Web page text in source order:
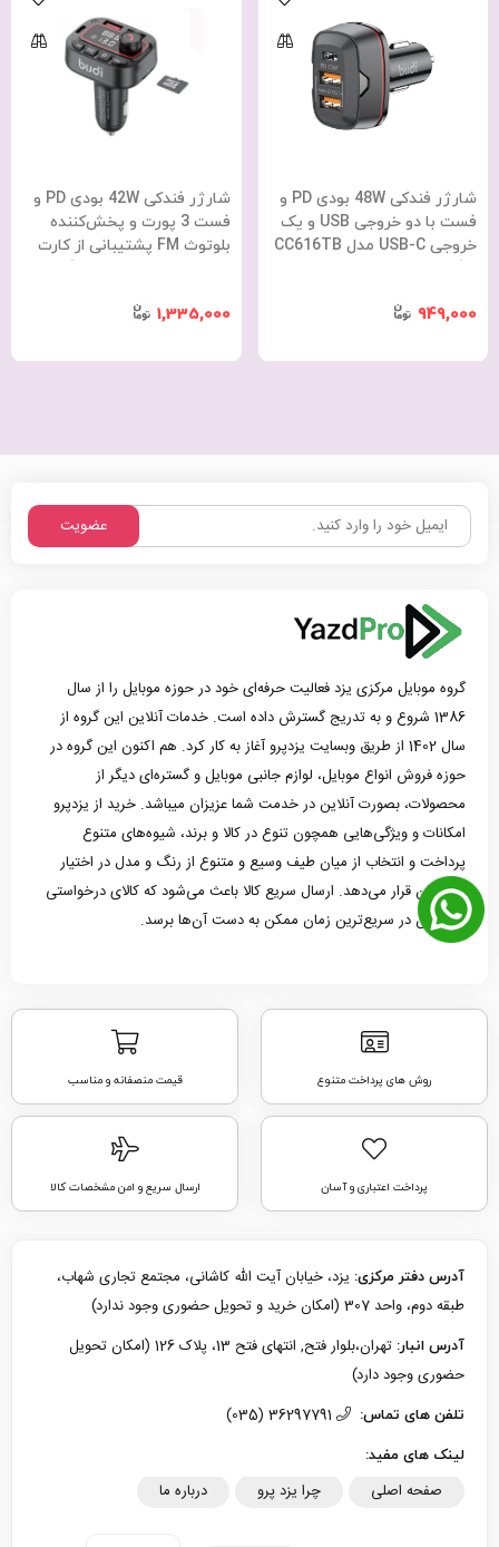
شارژر فندکی 48W بودی PD و
فست با دو خروجی USB و یک
خروجی USB-C مدل CC616TB
949,000
شارژر فندکی 42W بودی PD و
فست 3 پورت و پخش‌کننده
بلوتوث FM پشتیبانی از کارت
1,335,000
عضویت
گروه موبایل مرکزی یزد فعالیت حرفه‌ای خود در حوزه موبایل را از سال
1386 شروع و به تدریج گسترش داده است. خدمات آنلاین این گروه از
سال 1402 از طریق وبسایت یزدپرو آغاز به کار کرد. هم اکنون این گروه در
حوزه فروش انواع موبایل، لوازم جانبی موبایل و گستره‌ای دیگر از
محصولات، بصورت آنلاین در خدمت شما عزیزان میباشد. خرید از یزدپرو
امکانات و ویژگی‌هایی همچون تنوع در کالا و برند، شیوه‌های متنوع
پرداخت و انتخاب از میان طیف وسیع و متنوع از رنگ و مدل در اختیار
مشتریان قرار می‌دهد. ارسال سریع کالا باعث می‌شود که کالای درخواستی
مشتریان در سریع‌ترین زمان ممکن به دست آن‌ها برسد.
روش های پرداخت متنوع قیمت منصفانه و مناسب
پرداخت اعتباری و آسان ارسال سریع و امن مشخصات کالا
آدرس دفتر مرکزی: یزد، خیابان آیت الله کاشانی، مجتمع تجاری شهاب،
طبقه دوم، واحد 307 (امکان خرید و تحویل حضوری وجود ندارد)
آدرس انبار:
تهران،بلوار فتح, انتهای فتح 13، پلاک 126 (امکان تحویل
حضوری وجود دارد)
تلفن های تماس:
لینک های مفید:
صفحه اصلی چرا یزد پرو درباره ما